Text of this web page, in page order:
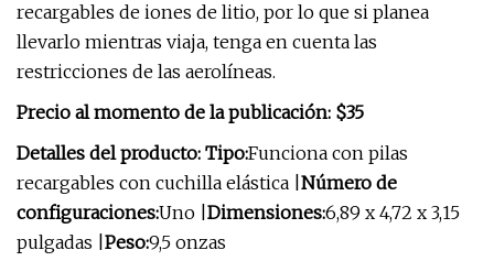
recargables de iones de litio, por lo que si planea
llevarlo mientras viaja, tenga en cuenta las
restricciones de las aerolíneas.
Precio al momento de la publicación: $35
Detalles del producto: Tipo:Funciona con pilas
recargables con cuchilla elástica | Número de
configuraciones:Uno | Dimensiones:6,89 x 4,72 x 3,15
pulgadas | Peso:9,5 onzas